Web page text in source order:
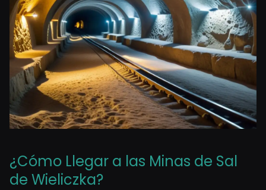
¿Cómo Llegar a las Minas de Sal
de Wieliczka?